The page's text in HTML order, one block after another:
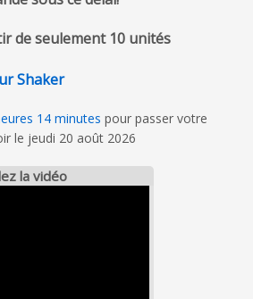
de seulement 10 unités
Shaker
14 minutes pour passer votre
le jeudi 20 août 2026
la vidéo